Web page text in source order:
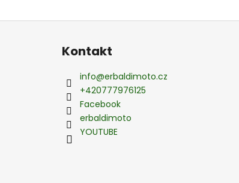
Z
Kontakt
info@erbaldimoto.cz
+420777976125
Facebook
erbaldimoto
YOUTUBE